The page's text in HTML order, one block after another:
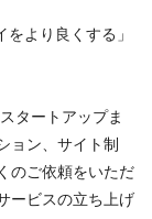
より良くする」
タートアップま
ョン、サイト制
のご依頼をいただ
ービスの立ち上げ